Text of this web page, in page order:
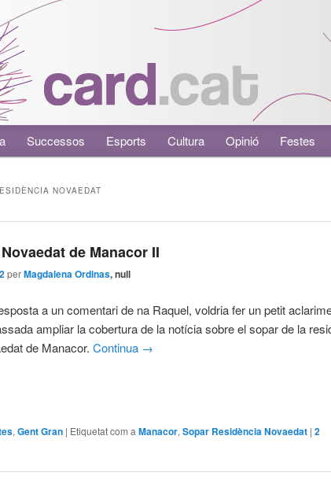
Successos Esports Cultura Opinió Festes
NOVAEDAT
de Manacor II
perMagdalena Ordinas, null
a un comentari de na Raquel, voldria fer un petit
ampliar la cobertura de la notícia sobre el sopar de la
de Manacor.Continua →
,Gent Gran | Etiquetat com a Manacor,Sopar Residència Novaedat |2